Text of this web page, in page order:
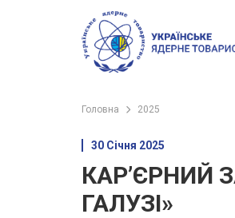
Головна 2025
30 Січня 2025
КАР’ЄРНИЙ
ГАЛУЗІ»